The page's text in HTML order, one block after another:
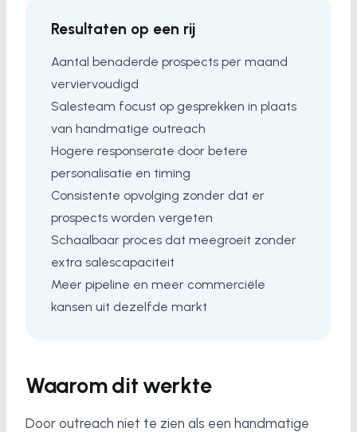
Resultaten op een rij
Aantal benaderde prospects per maand
verviervoudigd
Salesteam focust op gesprekken in plaats
van handmatige outreach
Hogere responserate door betere
personalisatie en timing
Consistente opvolging zonder dat er
prospects worden vergeten
Schaalbaar proces dat meegroeit zonder
extra salescapaciteit
Meer pipeline en meer commerciële
kansen uit dezelfde markt
Waarom dit werkte
Door outreach niet te zien als een handmatige